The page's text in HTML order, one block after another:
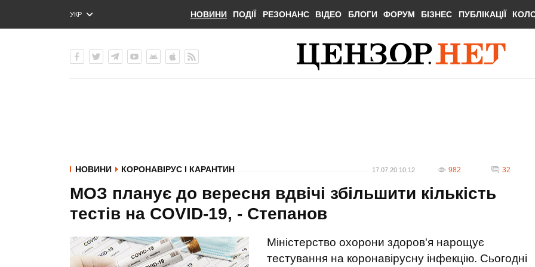
УКР
ENG
НОВИНИ ПОДІЇ РЕЗОНАНС ВІДЕО БЛОГИ ФОРУМ БІЗНЕС ПУБЛІКАЦІЇ
НОВИНИ КОРОНАВІРУС І КАРАНТИН 17.07.20 10:12 982 32
МОЗ планує до вересня вдвічі збільшити кількість
тестів на COVID-19, - Степанов
Міністерство охорони здоров'я нарощує
тестування на коронавірусну інфекцію. Сьогодні